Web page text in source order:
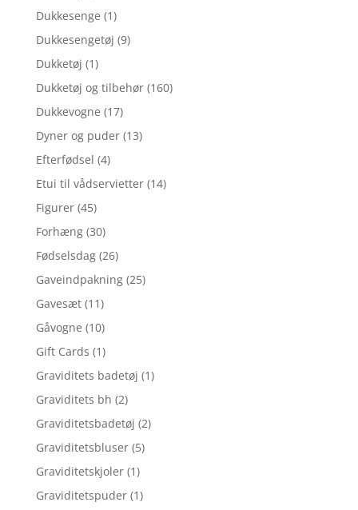
Dukkesenge (1)
Dukkesengetøj (9)
Dukketøj (1)
Dukketøj og tilbehør (160)
Dukkevogne (17)
Dyner og puder (13)
Efterfødsel (4)
Etui til vådservietter (14)
Figurer (45)
Forhæng (30)
Fødselsdag (26)
Gaveindpakning (25)
Gavesæt (11)
Gåvogne (10)
Gift Cards (1)
Graviditets badetøj (1)
Graviditets bh (2)
Graviditetsbadetøj (2)
Graviditetsbluser (5)
Graviditetskjoler (1)
Graviditetspuder (1)